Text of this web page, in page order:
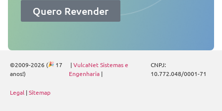
Quero Revender
©2009-2026 (
17
anos!)
|VulcaNet Sistemas e
Engenharia |
CNPJ:
10.772.048/0001-71
Legal |Sitemap